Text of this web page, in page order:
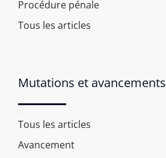
Procédure pénale
Tous les articles
Mutations et avancements
Tous les articles
Avancement